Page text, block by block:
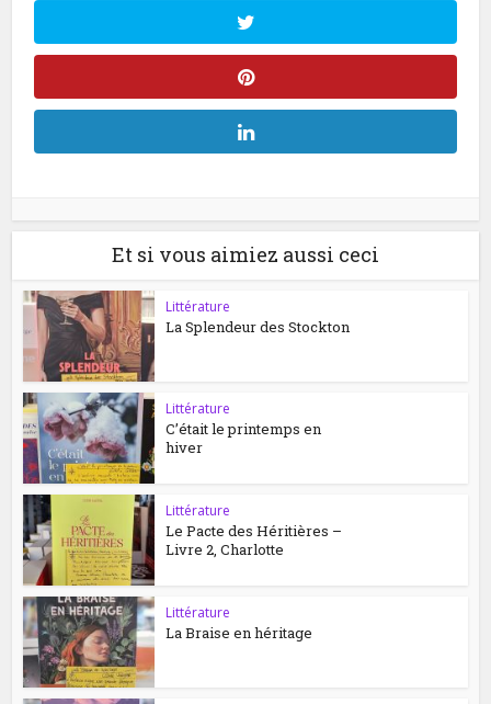
Et si vous aimiez aussi ceci
Littérature
La Splendeur des Stockton
Littérature
C’était le printemps en
hiver
Littérature
Le Pacte des Héritières –
Livre 2, Charlotte
Littérature
La Braise en héritage